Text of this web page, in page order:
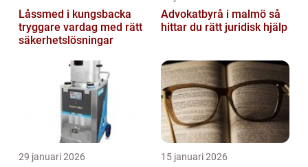
Låssmed i kungsbacka
tryggare vardag med rätt
säkerhetslösningar
Advokatbyrå i malmö så
hittar du rätt juridisk hjälp
29 januari 2026 15 januari 2026